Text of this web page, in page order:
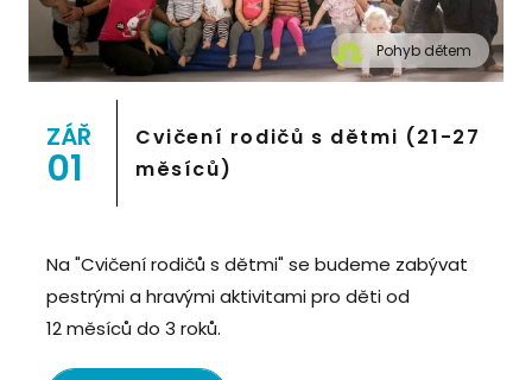
" alt="Cvičení pro děti "Pohyb dětem", Praha 2,
Prostor 8">
Pohyb dětem
ZÁŘ
01
Cvičení rodičů s dětmi (21-27
měsíců)
Na "Cvičení rodičů s dětmi" se budeme zabývat
pestrými a hravými aktivitami pro děti od
12 měsíců do 3 roků.